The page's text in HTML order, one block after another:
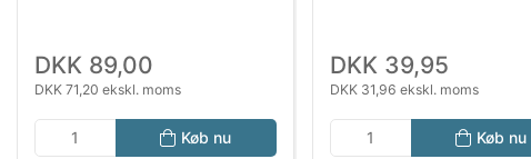
DKK 89,00
DKK 71,20 ekskl. moms
Køb nu
DKK 39,95
DKK 31,96 ekskl. moms
Køb nu